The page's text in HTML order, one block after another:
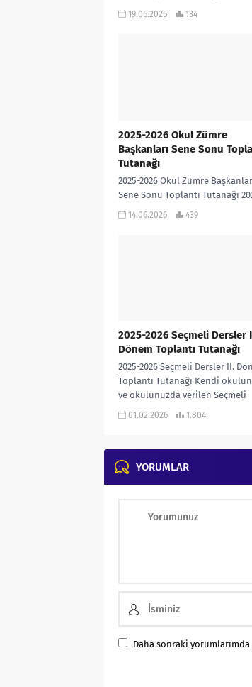
SEÇMELİ DERSLER SENE SONU
19.06.2026 134
2025-2026 Okul Zümre
Başkanları Sene Sonu
Tutanağı
2025-2026 Okul Zümre
Sene Sonu Toplantı Tutanağı
2026 OKUL ZÜMRE BAŞKANLARI
14.06.2026 439
2025-2026 Seçmeli Dersler
Dönem Toplantı Tutanağı
2025-2026 Seçmeli Dersler II.
Toplantı Tutanağı Kendi
ve okulunuzda verilen Seçmeli
Derslere göre uyarlayarak
01.02.2026 1.804
YORUMLAR
Daha sonraki